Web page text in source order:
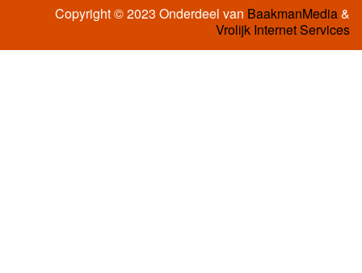
Copyright © 2023 Onderdeel van BaakmanMedia&
Vrolijk Internet Services